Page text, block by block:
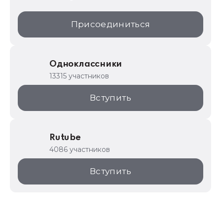
Присоединиться
Одноклассники
13315 участников
Вступить
Rutube
4086 участников
Вступить